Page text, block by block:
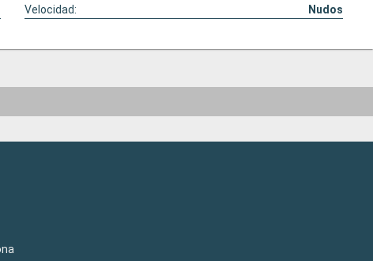
Velocidad: Nudos